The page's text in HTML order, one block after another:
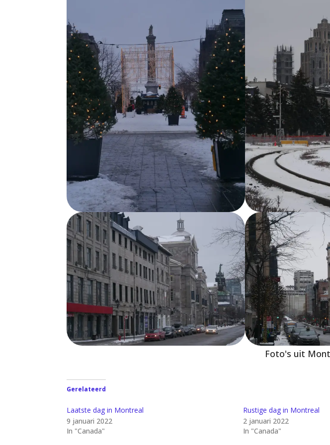
Foto's uit
Gerelateerd
Laatste dag in Montreal
9 januari 2022
In "Canada"
Rustige dag in Montreal
2 januari 2022
In "Canada"